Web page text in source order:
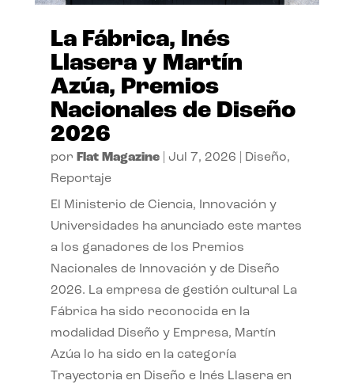
La Fábrica, Inés
Llasera y Martín
Azúa, Premios
Nacionales de Diseño
2026
por Flat Magazine| Jul 7, 2026 Diseño,
Reportaje
El Ministerio de Ciencia, Innovación y
Universidades ha anunciado este martes
a los ganadores de los Premios
Nacionales de Innovación y de Diseño
2026. La empresa de gestión cultural La
Fábrica ha sido reconocida en la
modalidad Diseño y Empresa, Martín
Azúa lo ha sido en la categoría
Trayectoria en Diseño e Inés Llasera en